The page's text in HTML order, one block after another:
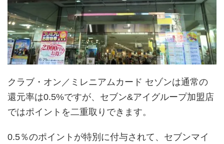
クラブ・オン／ミレニアムカード セゾンは通常の
還元率は0.5%ですが、セブン&アイグループ加盟店
ではポイントを二重取りできます。
0.5％のポイントが特別に付与されて、セブンマイ